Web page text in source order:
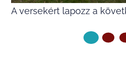
A versekért lapozz a